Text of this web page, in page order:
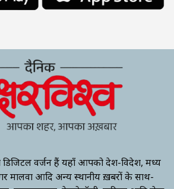
डिजिटल वर्जन हैं यहाँ आपको देश-विदेश, मध्य
मालवा आदि अन्य स्थानीय ख़बरों के साथ-